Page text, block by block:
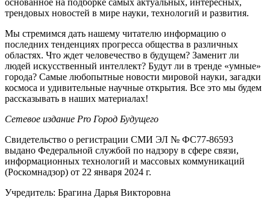
трендовых новостей в мире науки, технологий и развития.
Мы стремимся дать нашему читателю информацию о
последних тенденциях прогресса общества в различных
областях. Что ждет человечество в будущем? Заменит ли
людей искусственный интеллект? Будут ли в тренде «умные»
города? Самые любопытные новости мировой науки, загадки
космоса и удивительные научные открытия. Все это мы будем
рассказывать в наших материалах!
Сетевое издание Pro Город Будущего
Свидетельство о регистрации СМИ ЭЛ № ФС77-86593
выдано Федеральной службой по надзору в сфере связи,
информационных технологий и массовых коммуникаций
(Роскомнадзор) от 22 января 2024 г.
Учредитель: Брагина Дарья Викторовна